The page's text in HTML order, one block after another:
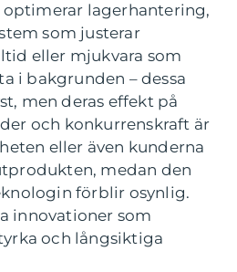
optimerar lagerhantering,
som justerar
eller mjukvara som
i bakgrunden – dessa
men deras effekt på
och konkurrenskraft är
eller även kunderna
medan den
förblir osynlig.
innovationer som
och långsiktiga